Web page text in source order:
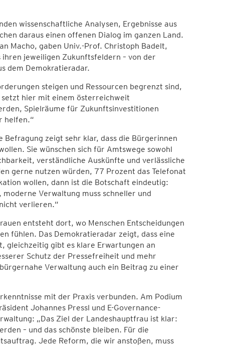
wissenschaftliche Analysen, Ergebnisse aus
daraus einen offenen Dialog im ganzen Land.
Macho, gaben Univ.-Prof. Christoph Badelt,
jeweiligen Zukunftsfeldern – von der
dem Demokratieradar.
steigen und Ressourcen begrenzt sind,
hier mit einem österreichweit
Spielräume für Zukunftsinvestitionen
helfen.“
zeigt sehr klar, dass die Bürgerinnen
Sie wünschen sich für Amtswege sowohl
verständliche Auskünfte und verlässliche
gerne nutzen würden, 77 Prozent das Telefonat
wollen, dann ist die Botschaft eindeutig:
Verwaltung muss schneller und
verlieren.“
entsteht dort, wo Menschen Entscheidungen
fühlen. Das Demokratieradar zeigt, dass eine
gleichzeitig gibt es klare Erwartungen an
Schutz der Pressefreiheit und mehr
Verwaltung auch ein Beitrag zu einer
mit der Praxis verbunden. Am Podium
Johannes Pressl und E-Governance-
„Das Ziel der Landeshauptfrau ist klar:
– und das schönste bleiben. Für die
Jede Reform, die wir anstoßen, muss